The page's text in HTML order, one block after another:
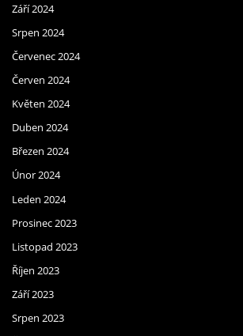
Září 2024
Srpen 2024
Červenec 2024
Červen 2024
Květen 2024
Duben 2024
Březen 2024
Únor 2024
Leden 2024
Prosinec 2023
Listopad 2023
Říjen 2023
Září 2023
Srpen 2023